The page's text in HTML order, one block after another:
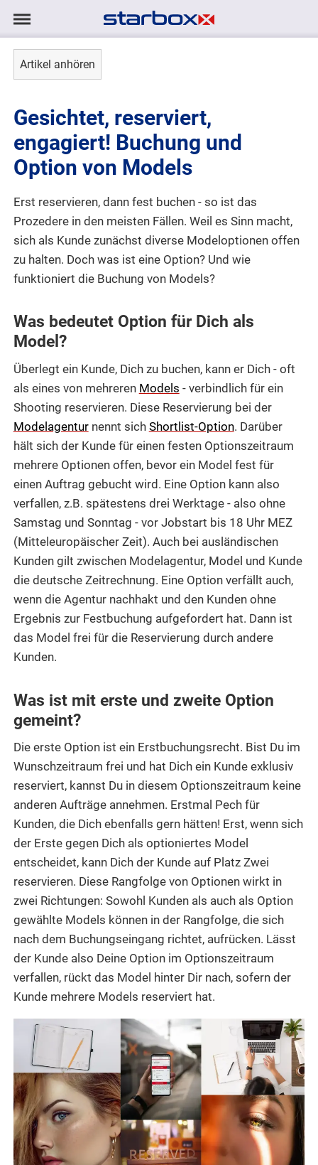
Navigation
Navigation
AGENTUR
MODELS
TALENTE
PROJEKTE
LOGIN
KONTAKT
Artikel anhören
Gesichtet, reserviert,
engagiert! Buchung und
Option von Models
Erst reservieren, dann fest buchen - so ist das
Prozedere in den meisten Fällen. Weil es Sinn macht,
sich als Kunde zunächst diverse Modeloptionen offen
zu halten. Doch was ist eine Option? Und wie
funktioniert die Buchung von Models?
Was bedeutet Option für Dich als
Model?
Überlegt ein Kunde, Dich zu buchen, kann er Dich - oft
als eines von mehreren Models - verbindlich für ein
Shooting reservieren. Diese Reservierung bei der
Modelagenturnennt sich Shortlist-Option. Darüber
hält sich der Kunde für einen festen Optionszeitraum
mehrere Optionen offen, bevor ein Model fest für
einen Auftrag gebucht wird. Eine Option kann also
verfallen, z.B. spätestens drei Werktage - also ohne
Samstag und Sonntag - vor Jobstart bis 18 Uhr MEZ
(Mitteleuropäischer Zeit). Auch bei ausländischen
Kunden gilt zwischen Modelagentur, Model und Kunde
die deutsche Zeitrechnung. Eine Option verfällt auch,
wenn die Agentur nachhakt und den Kunden ohne
Ergebnis zur Festbuchung aufgefordert hat. Dann ist
das Model frei für die Reservierung durch andere
Kunden.
Was ist mit erste und zweite Option
gemeint?
Die erste Option ist ein Erstbuchungsrecht. Bist Du im
Wunschzeitraum frei und hat Dich ein Kunde exklusiv
reserviert, kannst Du in diesem Optionszeitraum keine
anderen Aufträge annehmen. Erstmal Pech für
Kunden, die Dich ebenfalls gern hätten! Erst, wenn sich
der Erste gegen Dich als optioniertes Model
entscheidet, kann Dich der Kunde auf Platz Zwei
reservieren. Diese Rangfolge von Optionen wirkt in
zwei Richtungen: Sowohl Kunden als auch als Option
gewählte Models können in der Rangfolge, die sich
nach dem Buchungseingang richtet, aufrücken. Lässt
der Kunde also Deine Option im Optionszeitraum
verfallen, rückt das Model hinter Dir nach, sofern der
Kunde mehrere Models reserviert hat.